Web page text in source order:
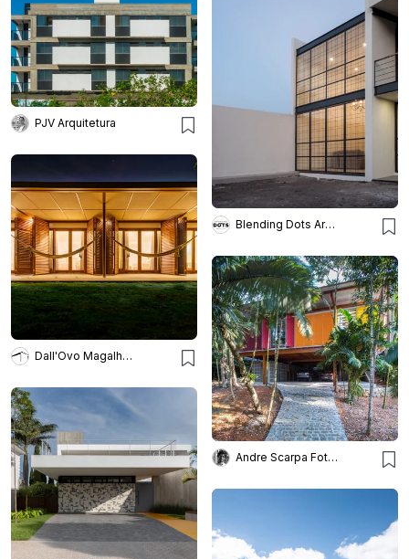
PJV Arquitetura
Blending Dots Arquitectos
Dall'Ovo Magalhães
Andre Scarpa Fotografia